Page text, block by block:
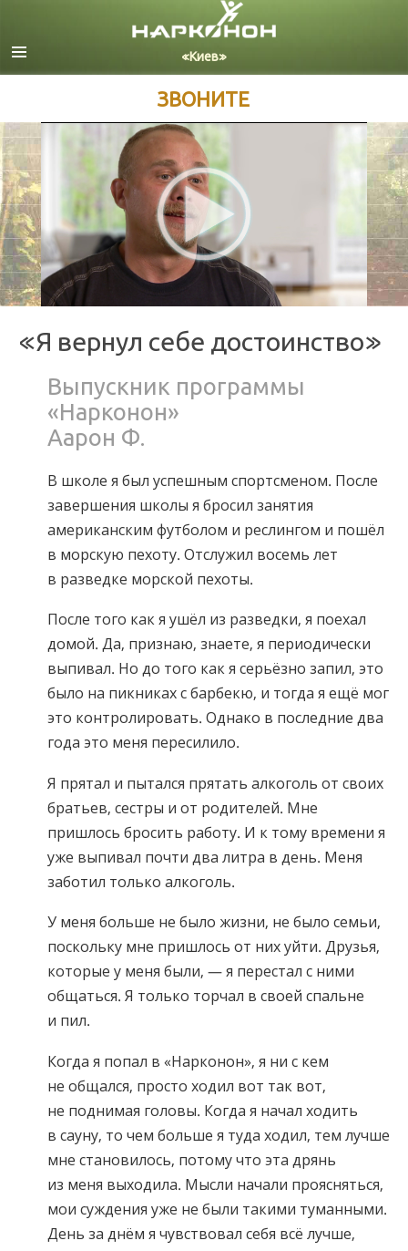
Русский
ЗВОНИТЕ
«Я вернул себе достоинство»
Выпускник программы
«Нарконон»
Аарон Ф.
В школе я был успешным спортсменом. После
завершения школы я бросил занятия
американским футболом и реслингом и пошёл
в морскую пехоту. Отслужил восемь лет
в разведке морской пехоты.
После того как я ушёл из разведки, я поехал
домой. Да, признаю, знаете, я периодически
выпивал. Но до того как я серьёзно запил, это
было на пикниках с барбекю, и тогда я ещё мог
это контролировать. Однако в последние два
года это меня пересилило.
Я прятал и пытался прятать алкоголь от своих
братьев, сестры и от родителей. Мне
пришлось бросить работу. И к тому времени я
уже выпивал почти два литра в день. Меня
заботил только алкоголь.
У меня больше не было жизни, не было семьи,
поскольку мне пришлось от них уйти. Друзья,
которые у меня были, — я перестал с ними
общаться. Я только торчал в своей спальне
и пил.
Когда я попал в «Нарконон», я ни с кем
не общался, просто ходил вот так вот,
не поднимая головы. Когда я начал ходить
в сауну, то чем больше я туда ходил, тем лучше
мне становилось, потому что эта дрянь
из меня выходила. Мысли начали проясняться,
мои суждения уже не были такими туманными.
День за днём я чувствовал себя всё лучше,